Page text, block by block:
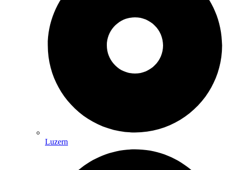
Luzern